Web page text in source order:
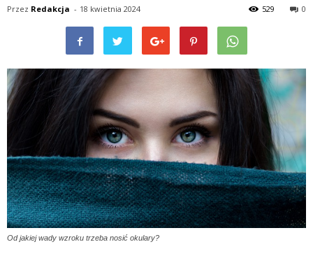
Przez Redakcja - 18 kwietnia 2024 0
529
Od jakiej wady wzroku trzeba nosić okulary?